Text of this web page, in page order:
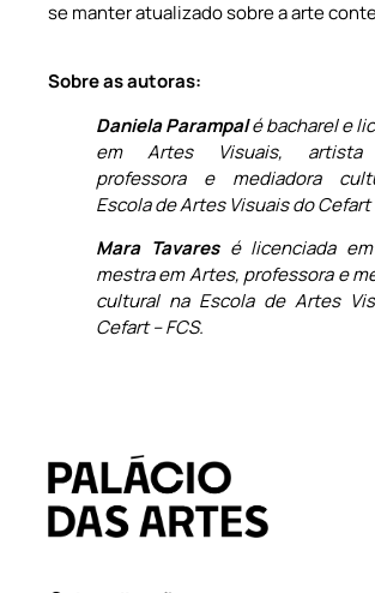
se manter atualizado sobre a arte
Sobre as autoras:
Daniela Parampalé bacharel e
em Artes Visuais, artista
professora e mediadora
Escola de Artes Visuais do Cefart
Mara Tavaresé licenciada em
mestra em Artes, professora e
cultural na Escola de Artes
Cefart – FCS.